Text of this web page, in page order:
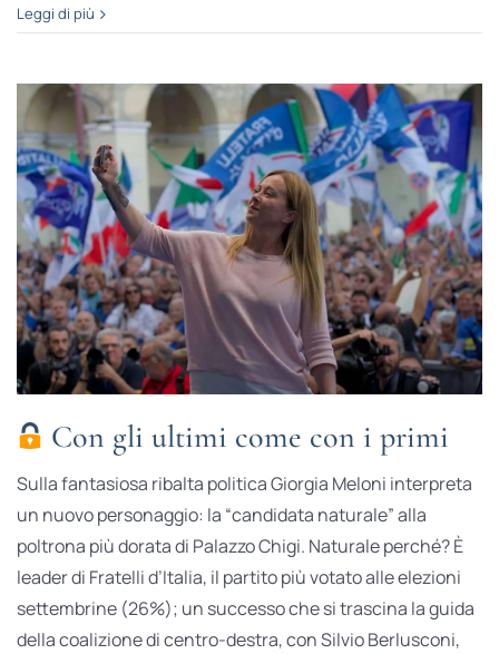
Leggi di più
Con gli ultimi come con i primi
Sulla fantasiosa ribalta politica Giorgia Meloni interpreta
un nuovo personaggio: la “candidata naturale” alla
poltrona più dorata di Palazzo Chigi. Naturale perché? È
leader di Fratelli d’Italia, il partito più votato alle elezioni
settembrine (26%); un successo che si trascina la guida
della coalizione di centro-destra, con Silvio Berlusconi,